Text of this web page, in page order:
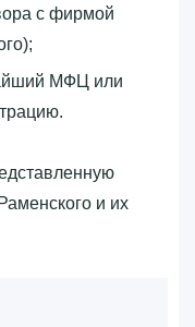
с фирмой
МФЦ или
и их